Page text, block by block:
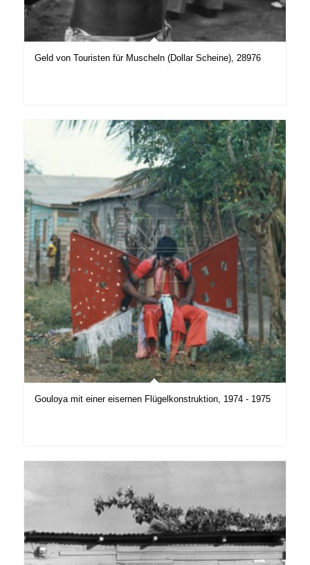
Geld von Touristen für Muscheln (Dollar Scheine), 28976
Gouloya mit einer eisernen Flügelkonstruktion, 1974 - 1975